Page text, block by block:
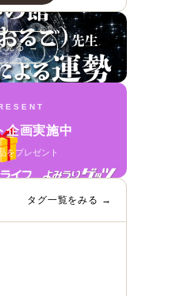
見る →
企画実施中
をプレゼント
タグ一覧をみる →